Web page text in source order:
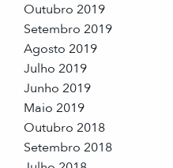
Outubro 2019
Setembro 2019
Agosto 2019
Julho 2019
Junho 2019
Maio 2019
Outubro 2018
Setembro 2018